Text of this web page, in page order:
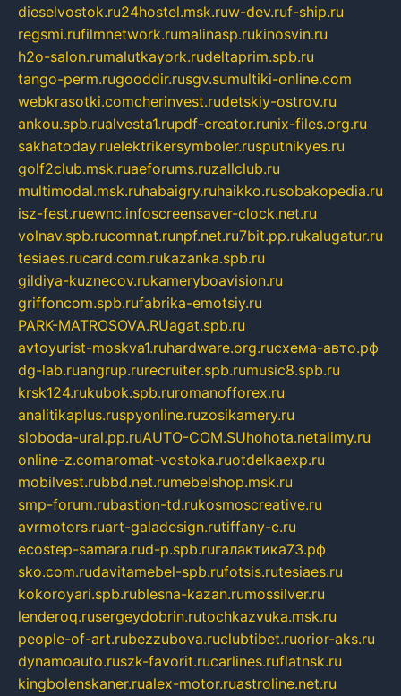
dieselvostok.ru24hostel.msk.ruw-dev.ruf-ship.ru
regsmi.rufilmnetwork.rumalinasp.rukinosvin.ru
h2o-salon.rumalutkayork.rudeltaprim.spb.ru
tango-perm.rugooddir.rusgv.sumultiki-online.com
webkrasotki.comcherinvest.rudetskiy-ostrov.ru
ankou.spb.rualvesta1.rupdf-creator.runix-files.org.ru
sakhatoday.ruelektrikersymboler.rusputnikyes.ru
golf2club.msk.ruaeforums.ruzallclub.ru
multimodal.msk.ruhabaigry.ruhaikko.rusobakopedia.ru
isz-fest.ruewnc.infoscreensaver-clock.net.ru
volnav.spb.rucomnat.runpf.net.ru7bit.pp.rukalugatur.ru
tesiaes.rucard.com.rukazanka.spb.ru
gildiya-kuznecov.rukameryboavision.ru
griffoncom.spb.rufabrika-emotsiy.ru
PARK-MATROSOVA.RUagat.spb.ru
avtoyurist-moskva1.ruhardware.org.ruсхема-авто.рф
dg-lab.ruangrup.rurecruiter.spb.rumusic8.spb.ru
krsk124.rukubok.spb.ruromanofforex.ru
analitikaplus.ruspyonline.ruzosikamery.ru
sloboda-ural.pp.ruAUTO-COM.SUhohota.netalimy.ru
online-z.comaromat-vostoka.ruotdelkaexp.ru
mobilvest.rubbd.net.rumebelshop.msk.ru
smp-forum.rubastion-td.rukosmoscreative.ru
avrmotors.ruart-galadesign.rutiffany-c.ru
ecostep-samara.rud-p.spb.ruгалактика73.рф
sko.com.rudavitamebel-spb.rufotsis.rutesiaes.ru
kokoroyari.spb.rublesna-kazan.rumossilver.ru
lenderoq.rusergeydobrin.rutochkazvuka.msk.ru
people-of-art.rubezzubova.ruclubtibet.ruorior-aks.ru
dynamoauto.ruszk-favorit.rucarlines.ruflatnsk.ru
kingbolenskaner.rualex-motor.ruastroline.net.ru